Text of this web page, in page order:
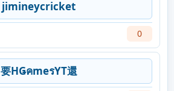
jimineycricket
0
要HǤคmeรYT還